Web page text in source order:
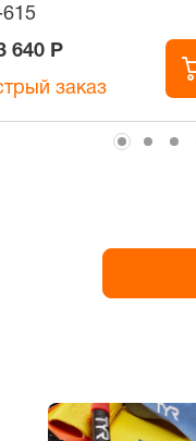
640 Р
заказ